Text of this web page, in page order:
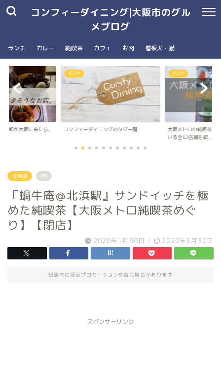
コンフィーダイニング|大阪市のグル
メブログ
ランチ カレー 純喫茶 カフェ お肉 看板犬・猫
グのタグ一覧
まとめ
大阪メトロの純喫茶パンフレットに載って
南森町駅・大阪天満宮駅
台湾朝食専門店wanna
ナ）のメニュ...
北浜駅 PR
『蝸牛庵＠北浜駅』サンドイッチを極
めた純喫茶【大阪メトロ純喫茶めぐ
り】【閉店】
2020年1月30日 / 2020年6月30日
記事内に商品プロモーションを含む場合があります
スポンサーリンク